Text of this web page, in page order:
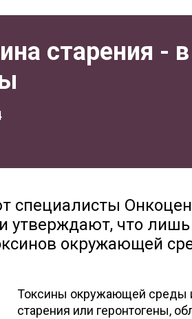
старения -
специалисты
утверждают, что лишь
окружающей
Токсины окружающей среды
старения или геронтогены,